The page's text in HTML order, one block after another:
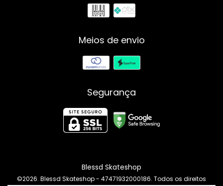
Meios de envio
Segurança
Blessd Skateshop
©2026. Blessd Skateshop - 47471932000186. Todos os direitos